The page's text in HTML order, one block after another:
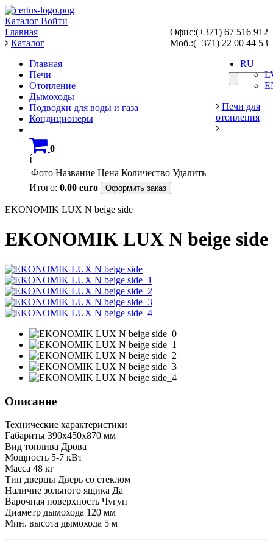
Каталог Войти
Офис:(+371) 67 516 912
Моб.:(+371) 22 00 44 53
Главная
Печи
Отопление
Дымоходы
Подводки для воды и газа
Кондиционеры
0
Í
Фото Название Цена Количество Удалить
Итого: 0.00 euro Оформить заказ
RU
Главная
Каталог
Печи для
отопления
EKONOMIK LUX N beige side
EKONOMIK LUX N beige side
Описание
Технические характеристики
Габариты 390x450x870 мм
Вид топлива Дрова
Мощность 5-7 кВт
Масса 48 кг
Тип дверцы Дверь со стеклом
Наличие зольного ящика Да
Варочная поверхность Чугун
Диаметр дымохода 120 мм
Мин. высота дымохода 5 м